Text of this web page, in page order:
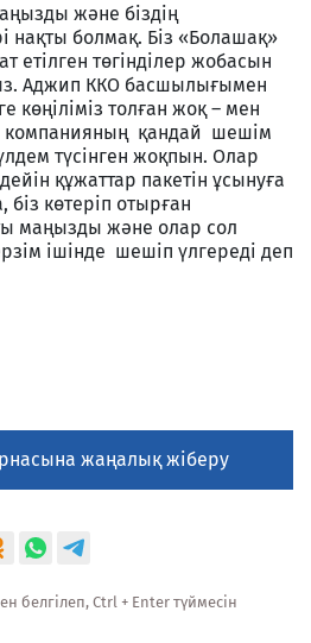
және біздің
нақты болмақ. Біз «Болашақ»
етілген төгінділер жобасын
Аджип ККО басшылығымен
көңіліміз толған жоқ – мен
компанияның қандай шешім
түсінген жоқпын. Олар
құжаттар пакетін ұсынуға
біз көтеріп отырған
маңызды және олар сол
ішінде шешіп үлгереді деп
жаңалық жіберу
белгілеп, Ctrl + Enter түймесін